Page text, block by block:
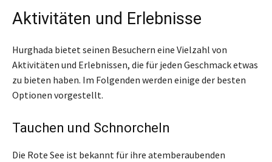
Aktivitäten und Erlebnisse
Hurghada bietet seinen Besuchern eine Vielzahl von
Aktivitäten und Erlebnissen, die für jeden Geschmack etwas
zu bieten haben. Im Folgenden werden einige der besten
Optionen vorgestellt.
Tauchen und Schnorcheln
Die Rote See ist bekannt für ihre atemberaubenden